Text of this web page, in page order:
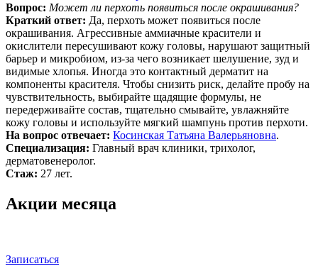
Вопрос: Может ли перхоть появиться после окрашивания?
Краткий ответ: Да, перхоть может появиться после
окрашивания. Агрессивные аммиачные красители и
окислители пересушивают кожу головы, нарушают защитный
барьер и микробиом, из‑за чего возникает шелушение, зуд и
видимые хлопья. Иногда это контактный дерматит на
компоненты красителя. Чтобы снизить риск, делайте пробу на
чувствительность, выбирайте щадящие формулы, не
передерживайте состав, тщательно смывайте, увлажняйте
кожу головы и используйте мягкий шампунь против перхоти.
На вопрос отвечает: Косинская Татьяна Валерьяновна.
Специализация: Главный врач клиники, трихолог,
дерматовенеролог.
Стаж: 27 лет.
Акции месяца
Записаться